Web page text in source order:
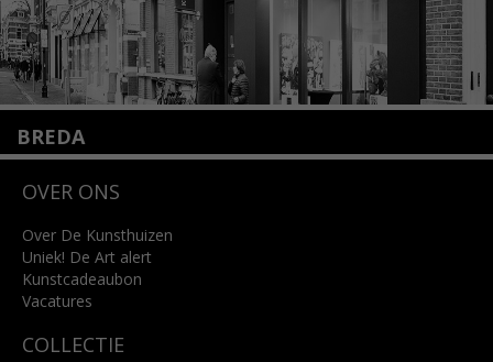
BREDA
4818 SB Breda
info@kunsthuisbreda.nl
Lees meer
OVER ONS
Over De Kunsthuizen
Uniek! De Art alert
Kunstcadeaubon
Vacatures
COLLECTIE